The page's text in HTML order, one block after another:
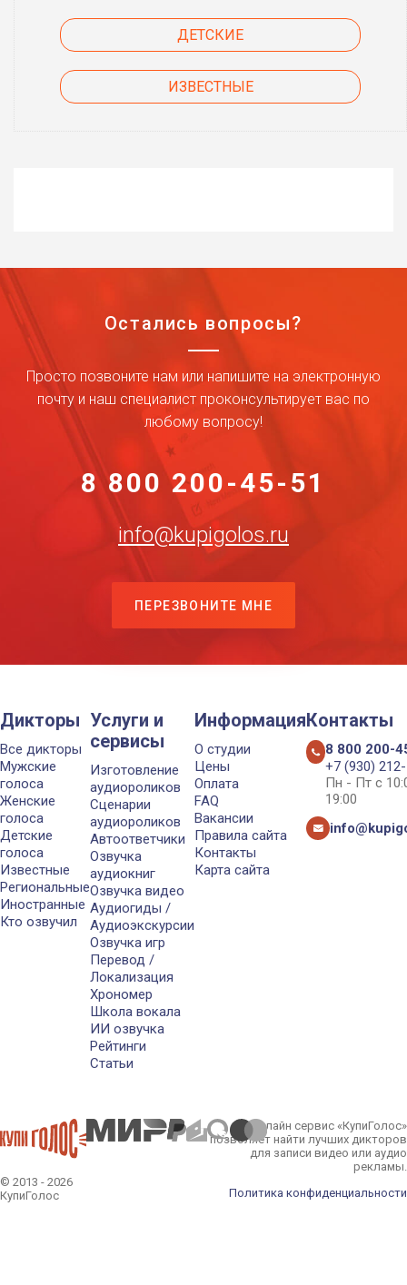
ДЕТСКИЕ
ИЗВЕСТНЫЕ
Остались вопросы?
Просто позвоните нам или напишите на электронную
почту и наш специалист проконсультирует вас по
любому вопросу!
8 800 200-45-51
info@kupigolos.ru
ПЕРЕЗВОНИТЕ МНЕ
Дикторы
Все дикторы
Мужские
голоса
Женские
голоса
Детские
голоса
Известные
Региональные
Иностранные
Кто озвучил
Услуги и
сервисы
Изготовление
аудиороликов
Сценарии
аудиороликов
Автоответчики
Озвучка
аудиокниг
Озвучка видео
Аудиогиды /
Аудиоэкскурсии
Озвучка игр
Перевод /
Локализация
Хрономер
Школа вокала
ИИ озвучка
Рейтинги
Статьи
Информация
О студии
Цены
Оплата
FAQ
Вакансии
Правила сайта
Контакты
Карта сайта
Контакты
8 800 200-
+7 (930)
Пн - Пт с
19:00
© 2013 - 2026
КупиГолос
Онлайн сервис «КупиГолос»
позволяет найти лучших дикторов
для записи видео или аудио
рекламы.
Политика конфиденциальности